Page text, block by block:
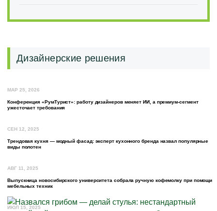
Дизайнерские решения
МАР 25, 2026
Конференция «РумТурист»: работу дизайнеров меняет ИИ, а премиум-сегмент
ужесточает требования
СЕН 12, 2025
Трендовая кухня — модный фасад: эксперт кухонного бренда назвал популярные
виды полотен
АВГ 11, 2025
Выпускница новосибирского университета собрала ручную кофемолку при помощи
мебельных техник
ИЮЛ 15, 2025